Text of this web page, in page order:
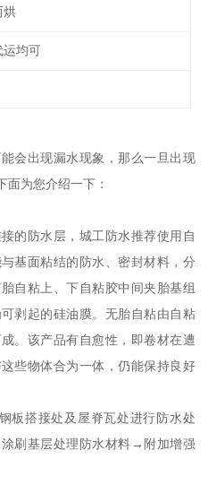
烘
运均可
会出现漏水现象，那么一旦出现
面为您介绍一下：
的防水层，城工防水推荐使用自
基面粘结的防水、密封材料，分
自粘上、下自粘胶中间夹胎基组
剥起的硅油膜。无胎自粘由自粘
。该产品有自愈性，即卷材在遭
些物体合为一体，仍能保持良好
板搭接处及屋脊瓦处进行防水处
刷基层处理防水材料→附加增强